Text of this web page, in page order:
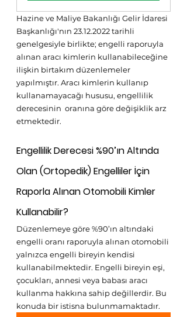
Hazine ve Maliye Bakanlığı Gelir İdaresi
Başkanlığı'nın 23.12.2022 tarihli
genelgesiyle birlikte; engelli raporuyla
alınan aracı kimlerin kullanabileceğine
ilişkin birtakım düzenlemeler
yapılmıştır. Aracı kimlerin kullanıp
kullanamayacağı hususu, engellilik
derecesinin  oranına göre değişiklik arz
etmektedir.
Engellilik Derecesi %90’ın Altında
Olan (Ortopedik) Engelliler İçin
Raporla Alınan Otomobili Kimler
Kullanabilir?
Düzenlemeye göre %90’ın altındaki
engelli oranı raporuyla alınan otomobili
yalnızca engelli bireyin kendisi
kullanabilmektedir. Engelli bireyin eşi,
çocukları, annesi veya babası aracı
kullanma hakkına sahip değillerdir. Bu
konuda bir istisna bulunmamaktadır.